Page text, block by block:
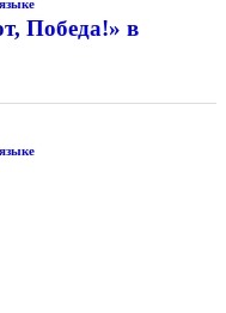
Победа!» в